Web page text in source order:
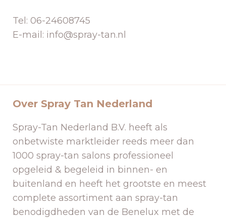
Tel: 06-24608745
E-mail: info@spray-tan.nl
Over Spray Tan Nederland
Spray-Tan Nederland B.V. heeft als
onbetwiste marktleider reeds meer dan
1000 spray-tan salons professioneel
opgeleid & begeleid in binnen- en
buitenland en heeft het grootste en meest
complete assortiment aan spray-tan
benodigdheden van de Benelux met de